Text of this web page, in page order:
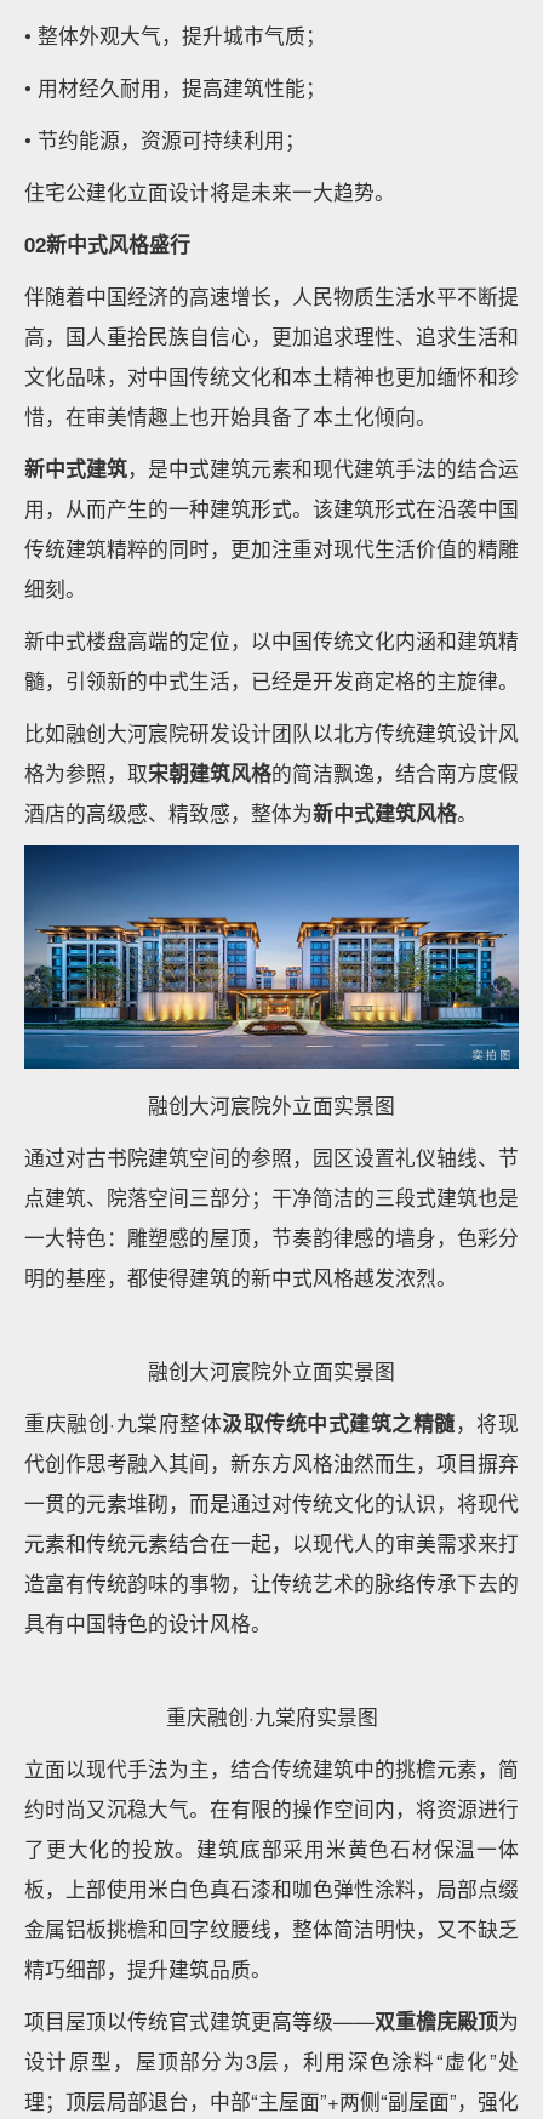
• 整体外观大气，提升城市气质；
• 用材经久耐用，提高建筑性能；
• 节约能源，资源可持续利用；
住宅公建化立面设计将是未来一大趋势。
02新中式风格盛行
伴随着中国经济的高速增长，人民物质生活水平不断提
高，国人重拾民族自信心，更加追求理性、追求生活和
文化品味，对中国传统文化和本土精神也更加缅怀和珍
惜，在审美情趣上也开始具备了本土化倾向。
新中式建筑，是中式建筑元素和现代建筑手法的结合运
用，从而产生的一种建筑形式。该建筑形式在沿袭中国
传统建筑精粹的同时，更加注重对现代生活价值的精雕
细刻。
新中式楼盘高端的定位，以中国传统文化内涵和建筑精
髓，引领新的中式生活，已经是开发商定格的主旋律。
比如融创大河宸院研发设计团队以北方传统建筑设计风
格为参照，取宋朝建筑风格的简洁飘逸，结合南方度假
酒店的高级感、精致感，整体为新中式建筑风格。
融创大河宸院外立面实景图
通过对古书院建筑空间的参照，园区设置礼仪轴线、节
点建筑、院落空间三部分；干净简洁的三段式建筑也是
一大特色：雕塑感的屋顶，节奏韵律感的墙身，色彩分
明的基座，都使得建筑的新中式风格越发浓烈。
融创大河宸院外立面实景图
重庆融创·九棠府整体汲取传统中式建筑之精髓，将现
代创作思考融入其间，新东方风格油然而生，项目摒弃
一贯的元素堆砌，而是通过对传统文化的认识，将现代
元素和传统元素结合在一起，以现代人的审美需求来打
造富有传统韵味的事物，让传统艺术的脉络传承下去的
具有中国特色的设计风格。